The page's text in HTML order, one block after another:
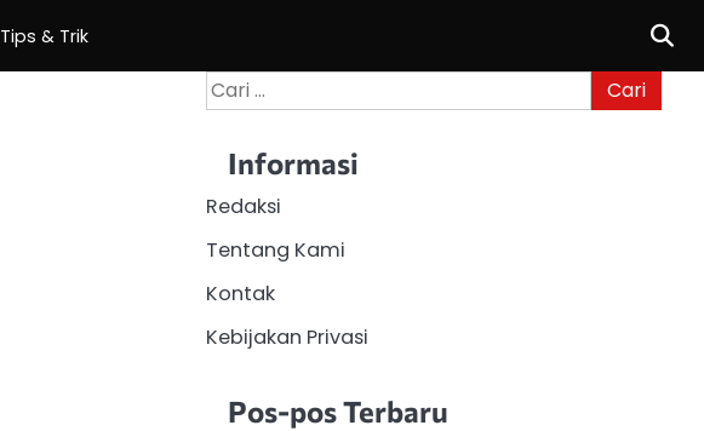
Tips & Trik
Cari
untuk:
Informasi
Redaksi
Tentang Kami
Kontak
Kebijakan Privasi
Pos-pos Terbaru